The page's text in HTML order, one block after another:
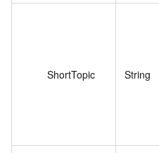
ShortTopic String